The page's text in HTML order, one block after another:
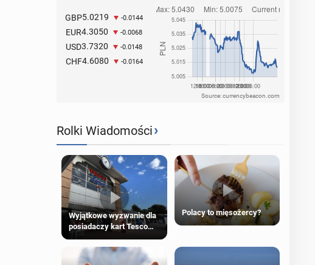
GBP5.0219 -0.0144
EUR4.3050 -0.0068
USD3.7320 -0.0148
CHF4.6080 -0.0164
Source: currencybeacon.com
Rolki Wiadomości›
Wyjątkowe wyzwanie dla
posiadaczy kart Tesco
Clubcard!
Polacy to mięsożercy?